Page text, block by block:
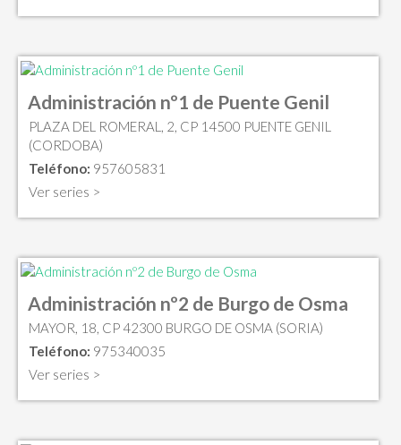
Administración nº1 de Puente Genil
PLAZA DEL ROMERAL, 2, CP 14500 PUENTE GENIL
(CORDOBA)
Teléfono: 957605831
Ver series >
Administración nº2 de Burgo de Osma
MAYOR, 18, CP 42300 BURGO DE OSMA (SORIA)
Teléfono: 975340035
Ver series >